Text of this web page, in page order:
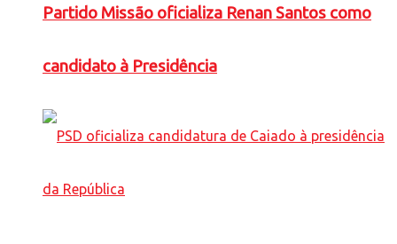
Partido Missão oficializa Renan Santos como
candidato à Presidência